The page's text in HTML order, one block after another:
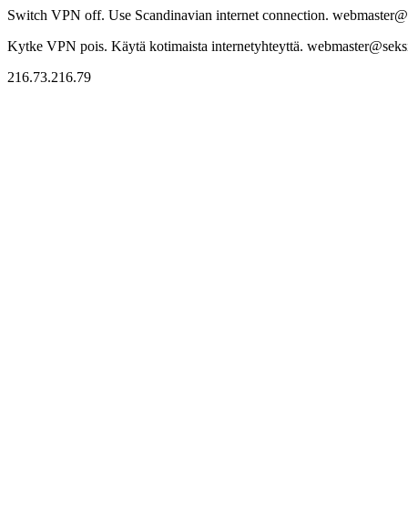
Switch VPN off. Use Scandinavian internet connection.
Kytke VPN pois. Käytä kotimaista internetyhteyttä.
216.73.216.79